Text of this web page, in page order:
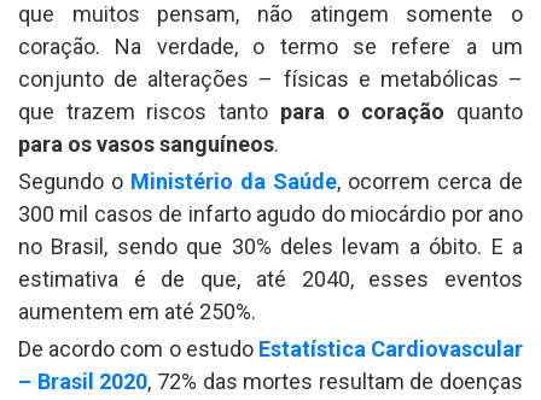
que muitos pensam, não atingem somente o
coração. Na verdade, o termo se refere a um
conjunto de alterações – físicas e metabólicas –
que trazem riscos tanto para o coração quanto
para os vasos sanguíneos.
Segundo o Ministério da Saúde, ocorrem cerca de
300 mil casos de infarto agudo do miocárdio por ano
no Brasil, sendo que 30% deles levam a óbito. E a
estimativa é de que, até 2040, esses eventos
aumentem em até 250%.
De acordo com o estudo Estatística Cardiovascular
– Brasil 2020, 72% das mortes resultam de doenças